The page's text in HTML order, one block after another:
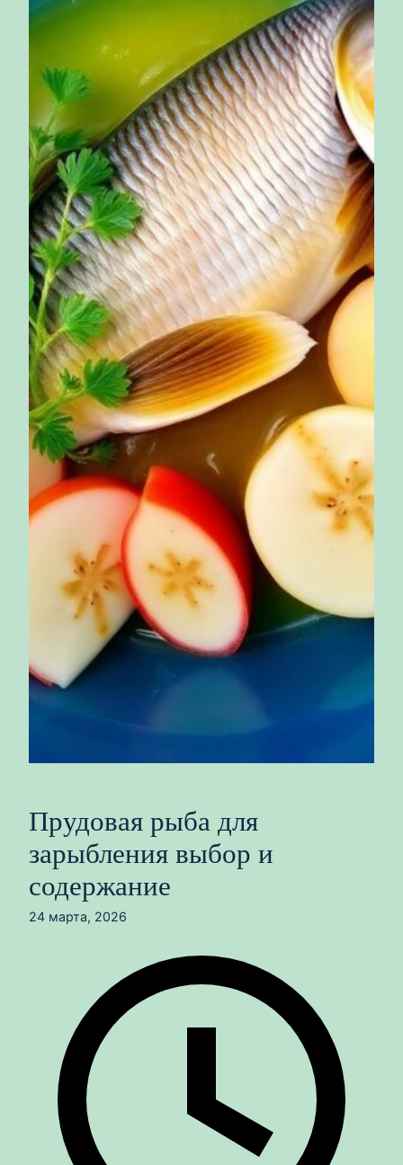
Прудовая рыба для
зарыбления выбор и
содержание
24 марта, 2026